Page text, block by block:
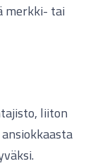
merkki- tai
liiton